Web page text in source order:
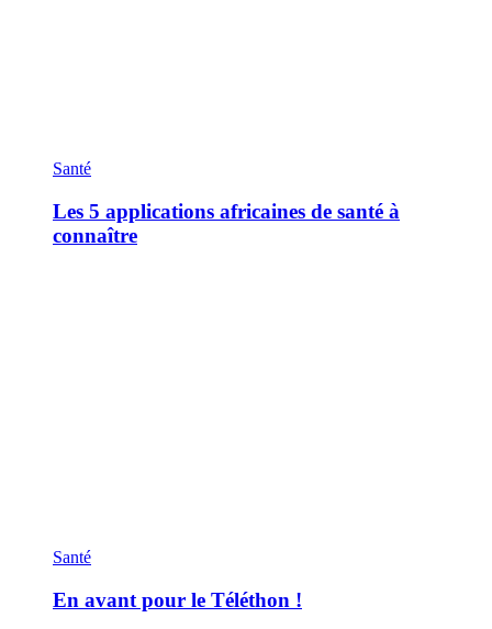
Santé
Les 5 applications africaines de santé à
connaître
Santé
En avant pour le Téléthon !